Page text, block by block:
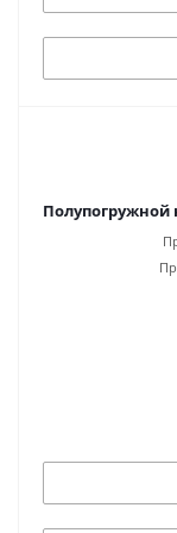
Полупогружной